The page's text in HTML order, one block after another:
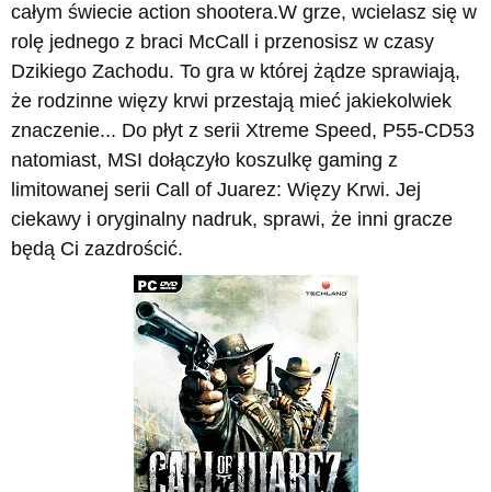
całym świecie action shootera.W grze, wcielasz się w
rolę jednego z braci McCall i przenosisz w czasy
Dzikiego Zachodu. To gra w której żądze sprawiają,
że rodzinne więzy krwi przestają mieć jakiekolwiek
znaczenie... Do płyt z serii Xtreme Speed, P55-CD53
natomiast, MSI dołączyło koszulkę gaming z
limitowanej serii Call of Juarez: Więzy Krwi. Jej
ciekawy i oryginalny nadruk, sprawi, że inni gracze
będą Ci zazdrościć.